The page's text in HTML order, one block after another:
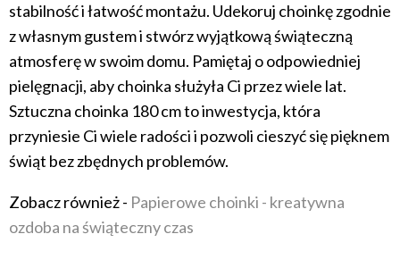
stabilność i łatwość montażu. Udekoruj choinkę zgodnie
z własnym gustem i stwórz wyjątkową świąteczną
atmosferę w swoim domu. Pamiętaj o odpowiedniej
pielęgnacji, aby choinka służyła Ci przez wiele lat.
Sztuczna choinka 180 cm to inwestycja, która
przyniesie Ci wiele radości i pozwoli cieszyć się pięknem
świąt bez zbędnych problemów.
Zobacz również - Papierowe choinki - kreatywna
ozdoba na świąteczny czas